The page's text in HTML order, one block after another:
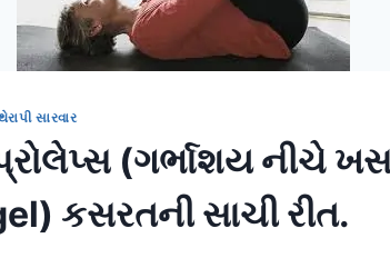
સારવાર
(ગર્ભાશય નીચે
કસરતની સાચી રીત.